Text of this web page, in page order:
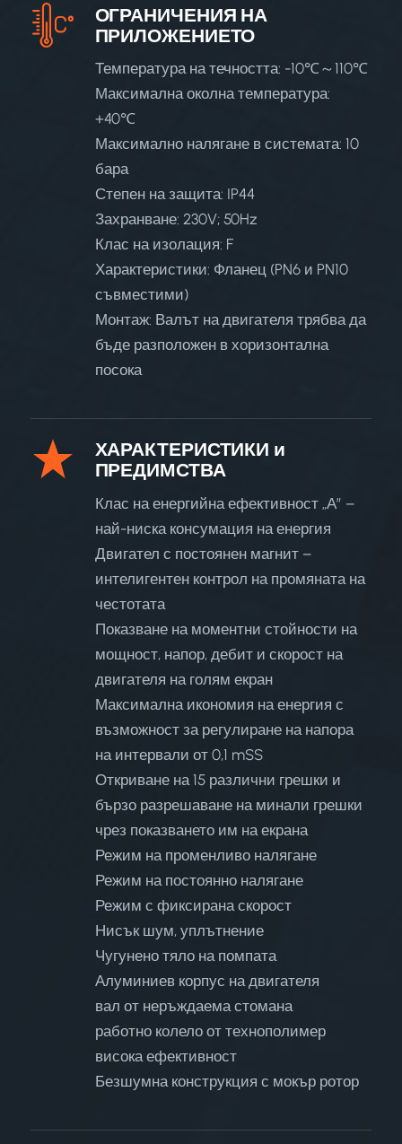
ОГРАНИЧЕНИЯ НА
ПРИЛОЖЕНИЕТО
Температура на течността: -10℃～110℃
Максимална околна температура:
+40℃
Максимално налягане в системата: 10
бара
Степен на защита: IP44
Захранване: 230V; 50Hz
Клас на изолация: F
Характеристики: Фланец (PN6 и PN10
съвместими)
Монтаж: Валът на двигателя трябва да
бъде разположен в хоризонтална
посока
ХАРАКТЕРИСТИКИ и
ПРЕДИМСТВА
Клас на енергийна ефективност „А” –
най-ниска консумация на енергия
Двигател с постоянен магнит –
интелигентен контрол на промяната на
честотата
Показване на моментни стойности на
мощност, напор, дебит и скорост на
двигателя на голям екран
Максимална икономия на енергия с
възможност за регулиране на напора
на интервали от 0,1 mSS
Откриване на 15 различни грешки и
бързо разрешаване на минали грешки
чрез показването им на екрана
Режим на променливо налягане
Режим на постоянно налягане
Режим с фиксирана скорост
Нисък шум, уплътнение
Чугунено тяло на помпата
Алуминиев корпус на двигателя
вал от неръждаема стомана
работно колело от технополимер
висока ефективност
Безшумна конструкция с мокър ротор